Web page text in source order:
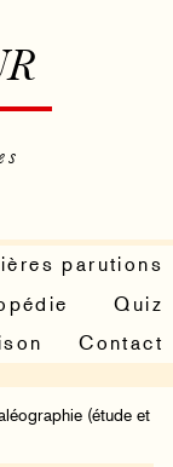
parutions
Quiz
Contact
(étude et